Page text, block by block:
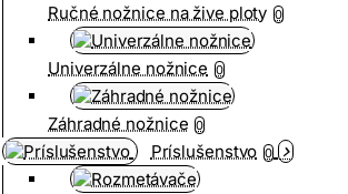
Ručné nožnice na žive ploty 0
Univerzálne nožnice 0
Záhradné nožnice 0
Príslušenstvo 0